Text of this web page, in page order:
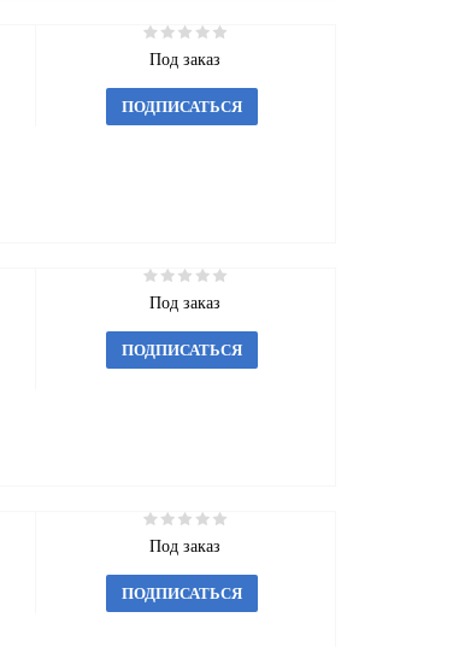
Под заказ
ПОДПИСАТЬСЯ
Под заказ
ПОДПИСАТЬСЯ
Под заказ
ПОДПИСАТЬСЯ